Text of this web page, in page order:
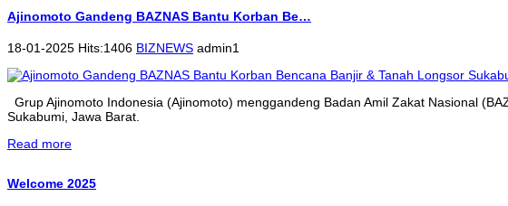
Ajinomoto Gandeng BAZNAS Bantu Korban Be…
18-01-2025 Hits:1406 BIZNEWS admin1
Grup Ajinomoto Indonesia (Ajinomoto) menggandeng Badan Amil Zakat Nasional
Sukabumi, Jawa Barat.
Read more
Welcome 2025